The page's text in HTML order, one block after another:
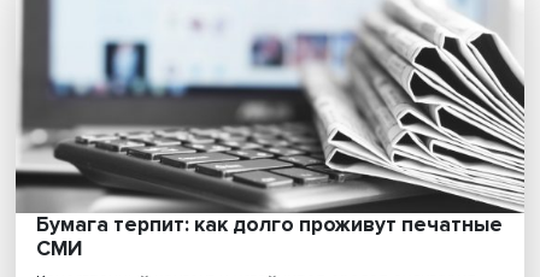
«Базовая задача всех правителей —
накормить свой народ»
Сегодня сельское хозяйство должно не только
накормить население планеты, но и сохранить
и......